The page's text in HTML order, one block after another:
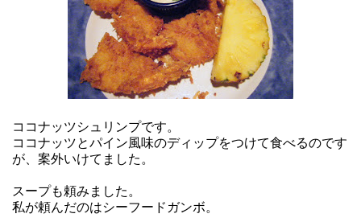
ココナッツシュリンプです。
ココナッツとパイン風味のディップをつけて食べるのです
が、案外いけてました。
スープも頼みました。
私が頼んだのはシーフードガンボ。